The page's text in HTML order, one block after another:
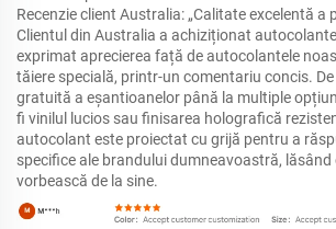
Recenzie client Australia: „Calitate excelentă a
Clientul din Australia a achiziționat
exprimat aprecierea față de autocolantele
tăiere specială, printr-un comentariu concis.
gratuită a eșantioanelor până la multiple
fi vinilul lucios sau finisarea holografică
autocolant este proiectat cu grijă pentru a
specifice ale brandului dumneavoastră, lăsând
vorbească de la sine.